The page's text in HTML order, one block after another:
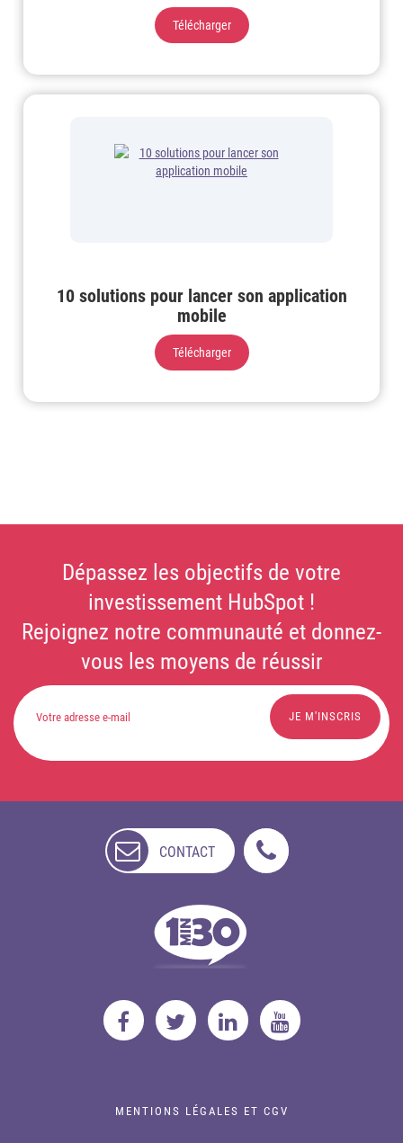
Télécharger
10 solutions pour lancer son application
mobile
Télécharger
Dépassez les objectifs de votre
investissement HubSpot !
Rejoignez notre communauté et donnez-
vous les moyens de réussir
CONTACT
DISPONIBLE
MENTIONS LÉGALES ET CGV